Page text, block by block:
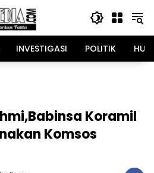
INVESTIGASI POLITIK
Koramil
Komsos